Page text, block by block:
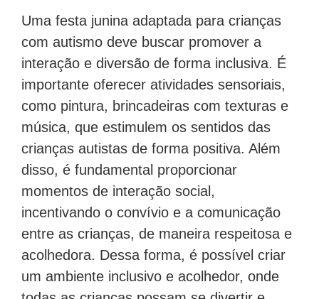
Uma festa junina adaptada para crianças
com autismo deve buscar promover a
interação e diversão de forma inclusiva. É
importante oferecer atividades sensoriais,
como pintura, brincadeiras com texturas e
música, que estimulem os sentidos das
crianças autistas de forma positiva. Além
disso, é fundamental proporcionar
momentos de interação social,
incentivando o convívio e a comunicação
entre as crianças, de maneira respeitosa e
acolhedora. Dessa forma, é possível criar
um ambiente inclusivo e acolhedor, onde